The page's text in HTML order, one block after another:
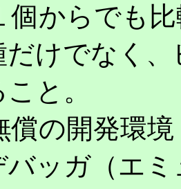
からでも比
だけでなく
と。
開発環境
バッガ（エ